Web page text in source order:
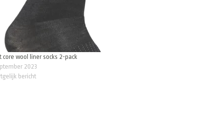
core wool liner socks 2-pack
2023
bericht